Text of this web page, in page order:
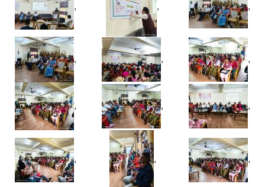
, , ,
, , ,
, , ,
, , ,